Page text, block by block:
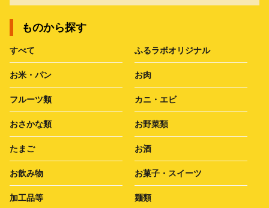
ものから探す
すべて ふるラボオリジナル
お米・パン お肉
フルーツ類 カニ・エビ
おさかな類 お野菜類
たまご お酒
お飲み物 お菓子・スイーツ
加工品等 麺類